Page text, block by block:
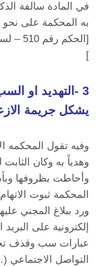
في المادة سالفة
به المحكمة على نحو
]
3 -التهديد او
يشكل جريمة
وفيه تقول المحكمه
وهدياً به وكان
وأحاطت بظروفها
المحكمة ثبوت
ورد ببلاغ المجني
إلكترونية على
عبارات سب وقذف
التواصل